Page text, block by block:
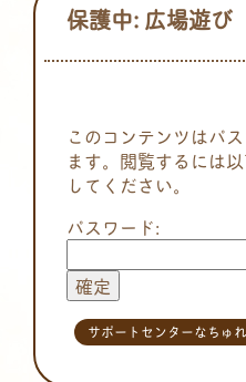
保護中: 広場遊び
このコンテンツはパ
ます。閲覧するには
してください。
パスワード:
サポートセンターなちゅ